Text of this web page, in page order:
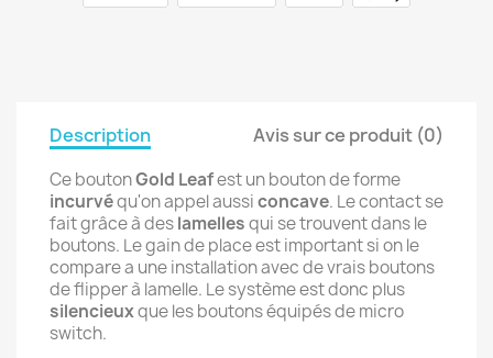
Description Avis sur ce produit (0)
Ce boutonGold Leafest un bouton de forme
incurvéqu'on appel aussiconcave. Le contact se
fait grâce à deslamellesqui se trouvent dans le
boutons. Le gain de place est important si on le
compare a une installation avec de vrais boutons
de flipper à lamelle. Le système est donc plus
silencieuxque les boutons équipés de micro
switch.